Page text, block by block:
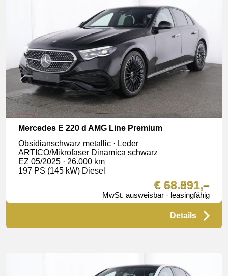
Mercedes E 220 d AMG Line Premium
Obsidianschwarz metallic · Leder
ARTICO/Mikrofaser Dinamica schwarz
EZ 05/2025 · 26.000 km
197 PS (145 kW) Diesel
€ 68.891,–
MwSt. ausweisbar · leasingfähig
Details